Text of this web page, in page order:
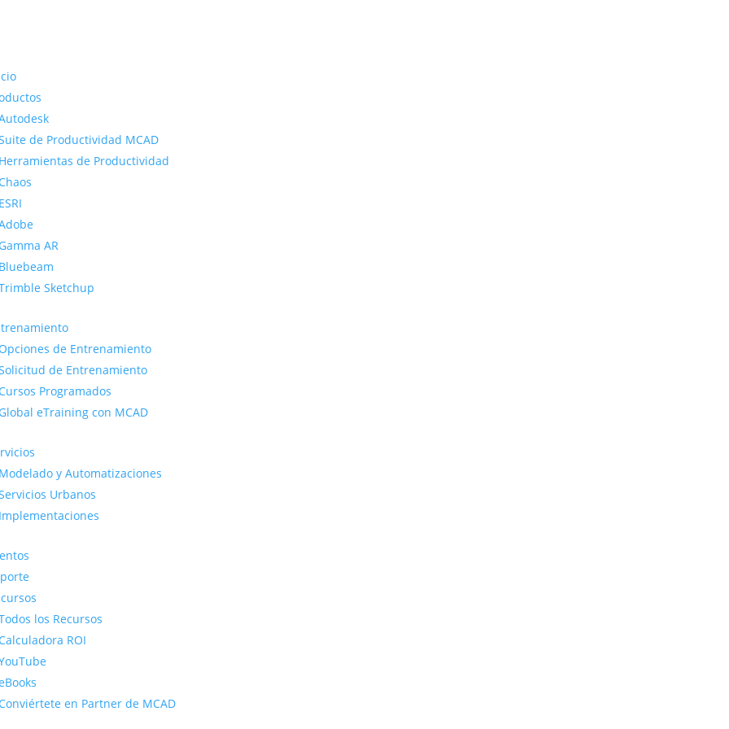
de Productividad MCAD
Herramientas de Productividad
Chaos
ESRI
Gamma AR
Bluebeam
Sketchup
Opciones de Entrenamiento
de Entrenamiento
Cursos Programados
Global eTraining con MCAD
Modelado y Automatizaciones
Urbanos
Implementaciones
los Recursos
Calculadora ROI
Conviértete en Partner de MCAD